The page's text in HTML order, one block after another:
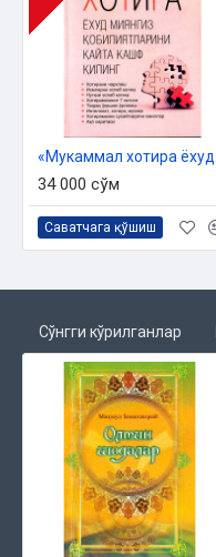
34 000 сўм
Саватчага қўшиш
Сўнгги кўрилганлар